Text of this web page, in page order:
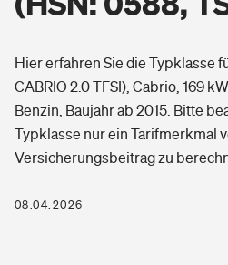
Erwerbsunfähigkeitsversicherung
Grundfähigkeitsversicherung
Arbeitsrechtsschutz
Berufshaftpflichtversicherung
Zur Übersicht
Elementarversicherung
Freizeit
Pri­vate Haft­pflicht­
Gesundheit
Private Krankenversicherung
Hier erfahren Sie die Typklasse
CABRIO 2.0 TFSI), Cabrio, 169
Benzin, Baujahr ab 2015. Bitte
Typklasse nur ein Tarifmerkmal
Versicherungsbeitrag zu
08.04.2026